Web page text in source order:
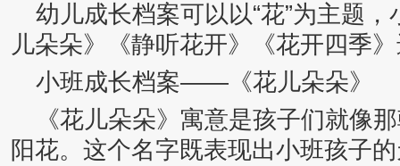
幼儿成长档案可以以“花”为主题
儿朵朵》《静听花开》《花开四季
小班成长档案——《花儿朵朵》
《花儿朵朵》寓意是孩子们就像
阳花。这个名字既表现出小班孩子